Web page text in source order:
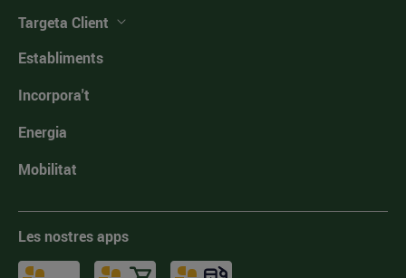
Targeta Client
Establiments
Incorpora't
Energia
Mobilitat
Les nostres apps